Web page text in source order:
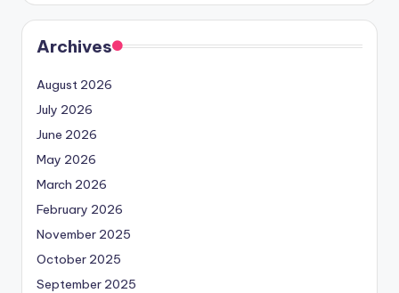
Archives
August 2026
July 2026
June 2026
May 2026
March 2026
February 2026
November 2025
October 2025
September 2025